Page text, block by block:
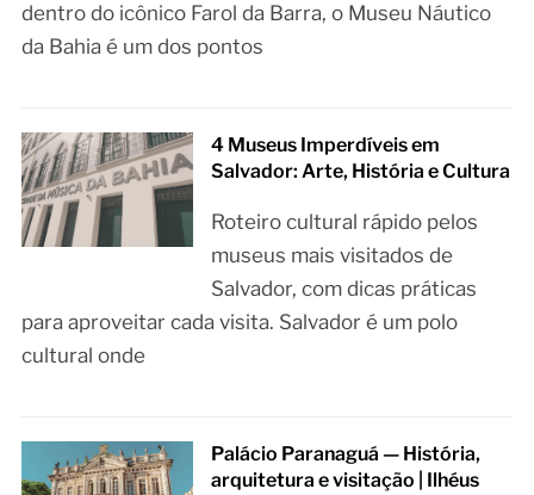
dentro do icônico Farol da Barra, o Museu Náutico
da Bahia é um dos pontos
4 Museus Imperdíveis em
Salvador: Arte, História e Cultura
Roteiro cultural rápido pelos
museus mais visitados de
Salvador, com dicas práticas
para aproveitar cada visita. Salvador é um polo
cultural onde
Palácio Paranaguá — História,
arquitetura e visitação | Ilhéus